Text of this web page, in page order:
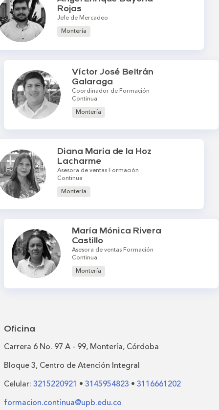
Rojas
Jefe de Mercadeo
Montería
Víctor José Beltrán
Galaraga
Coordinador de Formación
Continua
Montería
Diana María de la Hoz
Lacharme
Asesora de ventas Formación
Continua
Montería
María Mónica Rivera
Castillo
Asesora de ventas Formación
Continua
Montería
Oficina
Carrera 6 No. 97 A - 99, Montería, Córdoba
Bloque 3, Centro de Atención Integral
Celular: 3215220921 • 3145954823 • 3116661202
formacion.continua@upb.edu.co